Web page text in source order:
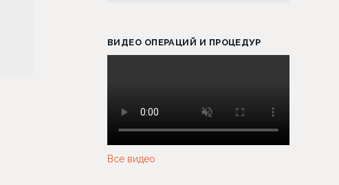
ВИДЕО ОПЕРАЦИЙ И ПРОЦЕДУР
Все видео